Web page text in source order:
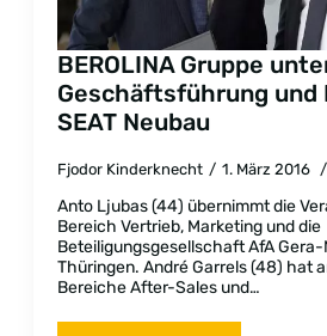
BEROLINA Gruppe
Geschäftsführung und
SEAT Neubau
Fjodor Kinderknecht 1. März 2016
Anto Ljubas (44) übernimmt die
Bereich Vertrieb, Marketing und die
Beteiligungsgesellschaft AfA Gera-
Thüringen. André Garrels (48) hat
Bereiche After-Sales und…